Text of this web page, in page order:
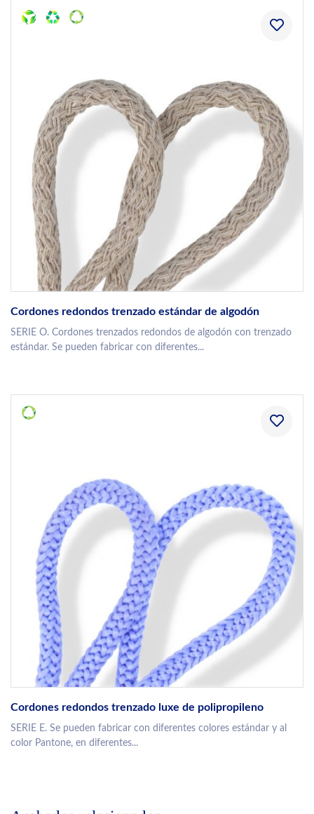
Cordones redondos trenzado estándar de algodón
SERIE O. Cordones trenzados redondos de algodón con trenzado
estándar. Se pueden fabricar con diferentes...
Cordones redondos trenzado luxe de polipropileno
SERIE E. Se pueden fabricar con diferentes colores estándar y al
color Pantone, en diferentes...